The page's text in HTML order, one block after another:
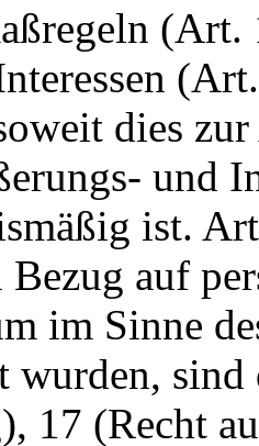
dies
und
ist.
auf
im Sinne
wurden,
17 (Recht